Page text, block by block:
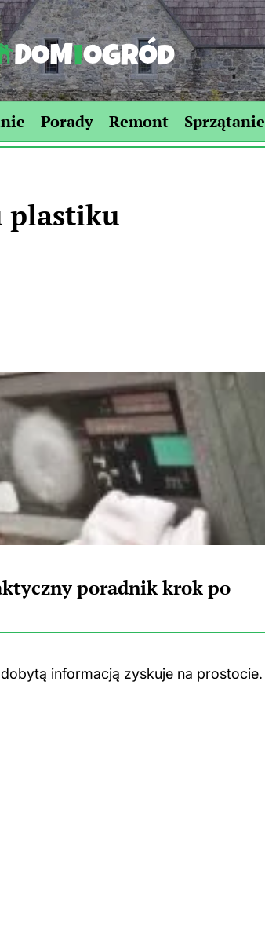
Porady Remont Sprzątanie
plastiku
poradnik krok po
informacją zyskuje na prostocie.